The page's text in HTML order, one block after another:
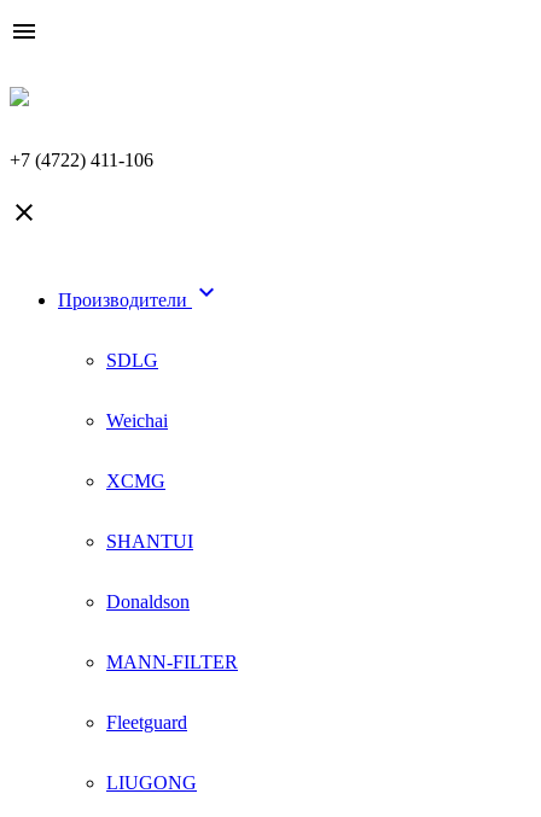

+7 (4722) 411-106

Производители 
SDLG
Weichai
XCMG
SHANTUI
Donaldson
MANN-FILTER
Fleetguard
LIUGONG